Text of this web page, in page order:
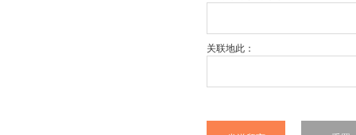
关联地此：